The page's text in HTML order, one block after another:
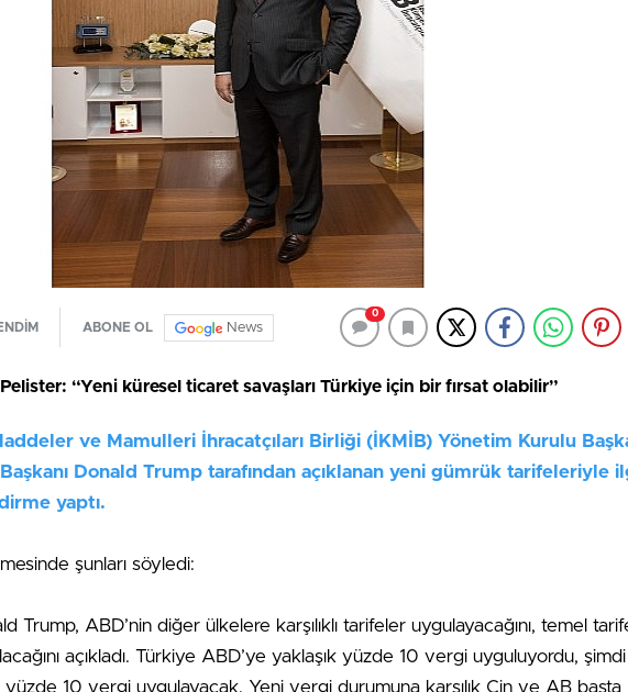
ABONE OL News
0
Pelister: “Yeni küresel ticaret savaşları Türkiye için bir fırsat olabilir”
ve Mamulleri İhracatçıları Birliği (İKMİB) Yönetim Kurulu
Donald Trump tarafından açıklanan yeni gümrük tarifeleriyle
yaptı.
şunları söyledi:
Trump, ABD’nin diğer ülkelere karşılıklı tarifeler uygulayacağını, temel
açıkladı. Türkiye ABD’ye yaklaşık yüzde 10 vergi uyguluyordu, şimdi
yüzde 10 vergi uygulayacak. Yeni vergi durumuna karşılık Çin ve AB başta